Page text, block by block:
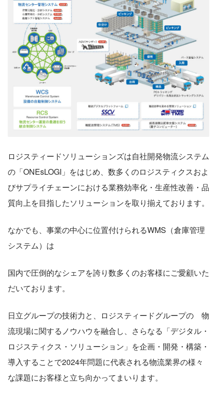
ロジスティードソリューションズは自社開発物流システム
の「ONEsLOGI」をはじめ、数多くのロジスティクスおよ
びサプライチェーンにおける業務効率化・生産性改善・品
質向上を目指したソリューションを取り揃えております。
なかでも、事業の中心に位置付けられるWMS（倉庫管理
システム）は
国内で圧倒的なシェアを誇り数多くのお客様にご愛顧いた
だいております。
日立グループの技術力と、ロジスティードグループの　物
流現場に関するノウハウを融合し、さらなる「デジタル・
ロジスティクス・ソリューション」を企画・開発・構築・
導入することで2024年問題に代表される物流業界の様々
な課題にお客様と立ち向かってまいります。